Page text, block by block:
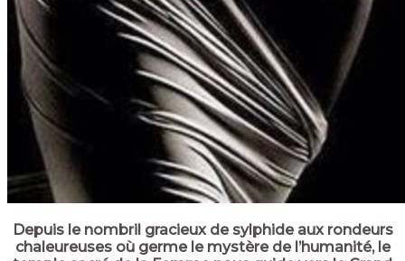
Depuis le nombril gracieux de sylphide aux rondeurs
chaleureuses où germe le mystère de l’humanité, le